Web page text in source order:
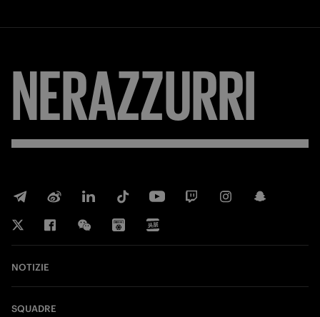
NERAZZURRI
NOTIZIE
SQUADRE